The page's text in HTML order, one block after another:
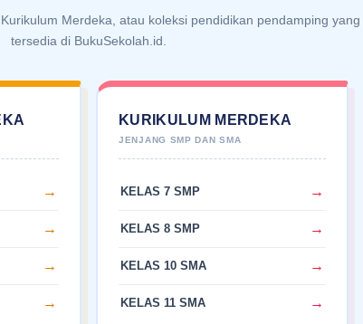
Merdeka, atau koleksi pendidikan pendamping yang
tersedia di BukuSekolah.id.
KURIKULUM MERDEKA
KELAS 7 SMP
KELAS 8 SMP
KELAS 10 SMA
KELAS 11 SMA